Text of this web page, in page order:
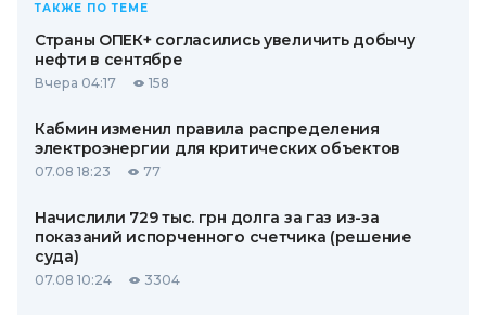
ТАКЖЕ ПО ТЕМЕ
Страны ОПЕК+ согласились увеличить добычу
нефти в сентябре
Вчера 04:17 158
Кабмин изменил правила распределения
электроэнергии для критических объектов
07.08 18:23 77
Начислили 729 тыс. грн долга за газ из-за
показаний испорченного счетчика (решение
суда)
07.08 10:24 3304